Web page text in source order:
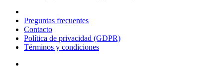
Preguntas frecuentes
Contacto
Política de privacidad (GDPR)
Términos y condiciones